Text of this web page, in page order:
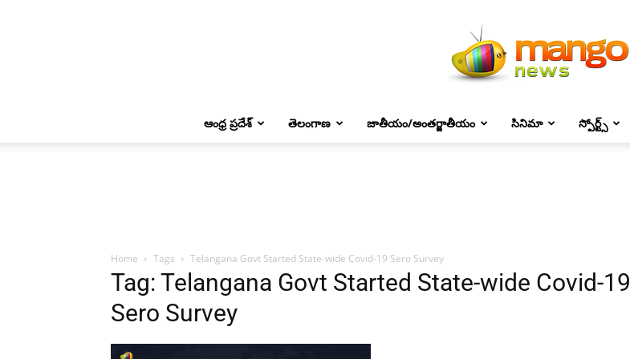
ఆంధ్ర ప్రదేశ్ తెలంగాణ జాతీయం/అంతర్జాతీయం సినిమా స్పోర్ట్స్
Home Tags Telangana Govt Started State-wide Covid-19 Sero Survey
Tag: Telangana Govt Started State-wide Covid-19
Sero Survey